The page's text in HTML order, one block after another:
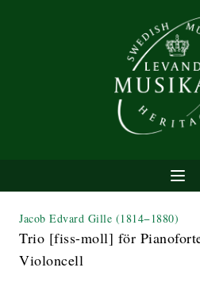
Jacob Edvard Gille (1814−1880)
Trio [fiss-moll] för
Violoncell